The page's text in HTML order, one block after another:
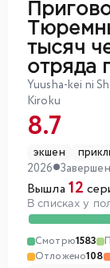
тысяч
отряда
Yuusha-kei ni
Kiroku
8.7
экшен
2026
Вышла 12
В списках у
Смотрю1583
Отложено108